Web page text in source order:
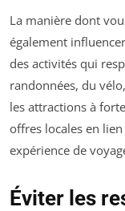
La manière dont
également
des activités qui
randonnées, du
les attractions à
offres locales en
expérience de
Éviter les